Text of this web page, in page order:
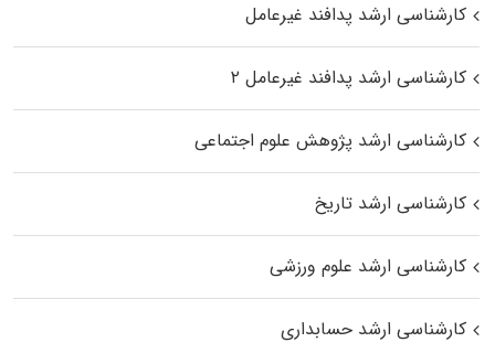
کارشناسی ارشد پدافند غیرعامل
کارشناسی ارشد پدافند غیرعامل ۲
کارشناسی ارشد پژوهش علوم اجتماعی
کارشناسی ارشد تاریخ
کارشناسی ارشد علوم ورزشی
کارشناسی ارشد حسابداری